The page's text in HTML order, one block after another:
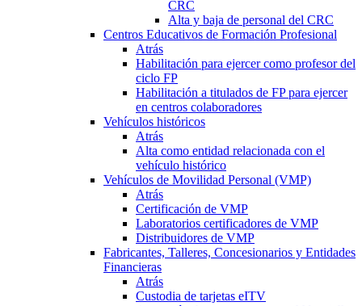
CRC
Alta y baja de personal del CRC
Centros Educativos de Formación Profesional
Atrás
Habilitación para ejercer como profesor del
ciclo FP
Habilitación a titulados de FP para ejercer
en centros colaboradores
Vehículos históricos
Atrás
Alta como entidad relacionada con el
vehículo histórico
Vehículos de Movilidad Personal (VMP)
Atrás
Certificación de VMP
Laboratorios certificadores de VMP
Distribuidores de VMP
Fabricantes, Talleres, Concesionarios y Entidades
Financieras
Atrás
Custodia de tarjetas eITV